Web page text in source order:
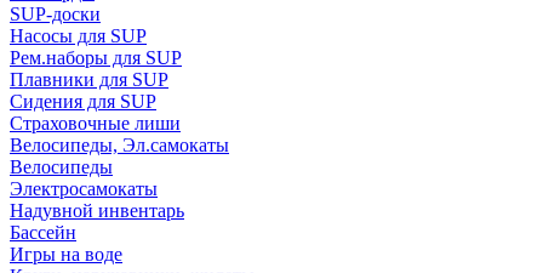
SUP-доски
Насосы для SUP
Рем.наборы для SUP
Плавники для SUP
Сидения для SUP
Страховочные лиши
Велосипеды, Эл.самокаты
Велосипеды
Электросамокаты
Надувной инвентарь
Бассейн
Игры на воде